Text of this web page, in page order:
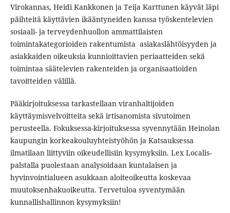
Virokannas, Heidi Kankkonen ja Teija Karttunen käyvät läpi
päihteitä käyttävien ikääntyneiden kanssa työskentelevien
sosiaali- ja terveydenhuollon ammattilaisten
toimintakategorioiden rakentumista asiakaslähtöisyyden ja
asiakkaiden oikeuksia kunnioittavien periaatteiden sekä
toimintaa säätelevien rakenteiden ja organisaatioiden
tavoitteiden välillä.
Pääkirjoituksessa tarkastellaan viranhaltijoiden
käyttäymisvelvoitteita sekä irtisanomista sivutoimen
perusteella. Fokuksessa-kirjoituksessa syvennytään Heinolan
kaupungin korkeakouluyhteistyöhön ja Katsauksessa
ilmatilaan liittyviin oikeudellisiin kysymyksiin. Lex Localis-
palstalla puolestaan analysoidaan kuntalaisen ja
hyvinvointialueen asukkaan aloiteoikeutta koskevaa
muutoksenhakuoikeutta. Tervetuloa syventymään
kunnallishallinnon kysymyksiin!